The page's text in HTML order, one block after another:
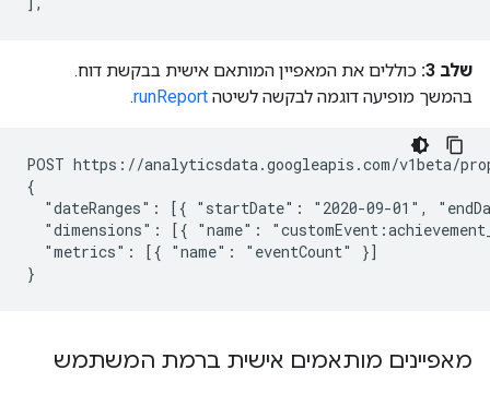
שלב 3:
כוללים את המאפיין המותאם אישית בבקשת דוח.
בהמשך מופיעה דוגמה לבקשה לשיטה runReport
.
POST https://analyticsdata.googleapis.com/v1beta/
{
"dateRanges": [{ "startDate": "2020-09-01",
"dimensions": [{ "name":
  "metrics": [{ "name": "eventCount" }]
מאפיינים מותאמים אישית ברמת המשתמש